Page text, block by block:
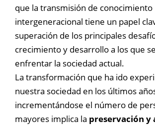
que la transmisión de conocimiento
intergeneracional tiene un papel
superación de los principales
crecimiento y desarrollo a los que
enfrentar la sociedad actual.
La transformación que ha ido
nuestra sociedad en los últimos
incrementándose el número de
mayores implica la preservación y